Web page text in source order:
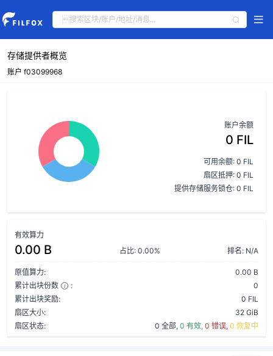
存储提供者概览
账户 f03099968
账户余额
0 FIL
可用余额: 0 FIL
扇区抵押: 0 FIL
提供存储服务锁仓: 0 FIL
有效算力
0.00 B 占比: 0.00% 排名: N/A
原值算力:
0.00 B
累计出块份数
:
0
累计出块奖励:
0 FIL
扇区大小:
32 GiB
扇区状态:
0 全部, 0 有效, 0 错误, 0 恢复中